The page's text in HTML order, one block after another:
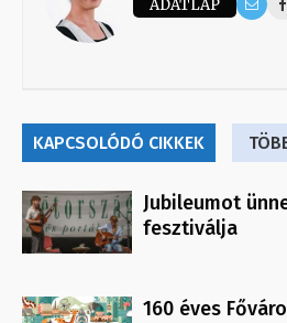
ADATLAP
KAPCSOLÓDÓ CIKKEK
Jubileumot
fesztiválja
160 éves